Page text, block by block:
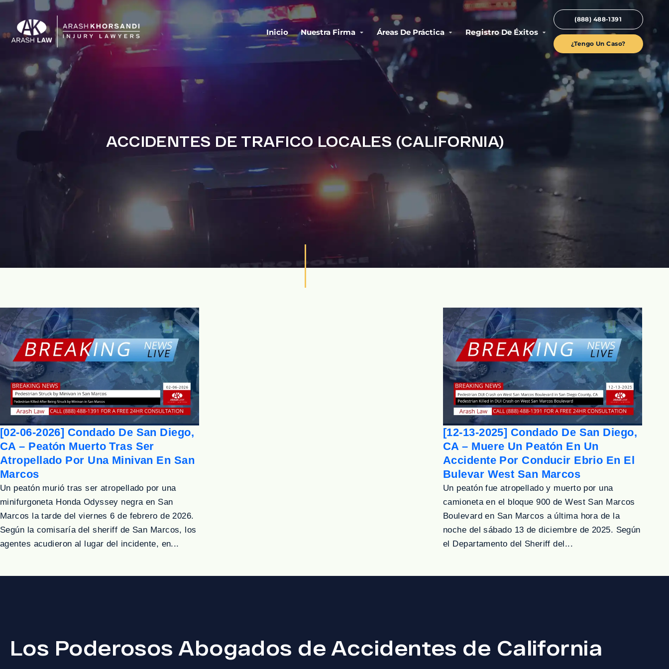
Inicio Nuestra Firma Áreas De Práctica Registro De Éxitos
(888) 488-1391
¿Tengo Un Caso?
ACCIDENTES DE TRAFICO LOCALES (CALIFORNIA)
[02-06-2026] Condado De San Diego,
CA – Peatón Muerto Tras Ser
Atropellado Por Una Minivan En San
Marcos
Un peatón murió tras ser atropellado por una
minifurgoneta Honda Odyssey negra en San
Marcos la tarde del viernes 6 de febrero de 2026.
Según la comisaría del sheriff de San Marcos, los
agentes acudieron al lugar del incidente, en...
[12-13-2025] Condado De San Diego,
CA – Muere Un Peatón En Un
Accidente Por Conducir Ebrio En El
Bulevar West San Marcos
Un peatón fue atropellado y muerto por una
camioneta en el bloque 900 de West San Marcos
Boulevard en San Marcos a última hora de la
noche del sábado 13 de diciembre de 2025. Según
el Departamento del Sheriff del...
Los Poderosos Abogados de Accidentes de California